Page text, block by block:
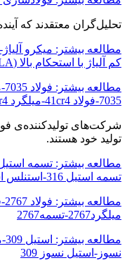
تحلیل‌گران معتقدند که
کم آلیاژ با استحکام بالا (HSLA)
7035-فولاد 41cr4-میلگرد 41cr4
شرکت‌های تولیدکننده‌ی
تولید خود هستند.
تسمه استیل 316-استنلس استیل 316
میلگرد2767-تسمه2767
نسوز-استیل نسوز 309